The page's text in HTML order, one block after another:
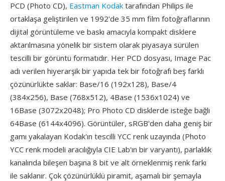
PCD (Photo CD), Eastman Kodak tarafından Philips ile
ortaklaşa geliştirilen ve 1992'de 35 mm film fotoğraflarının
dijital görüntüleme ve baskı amacıyla kompakt disklere
aktarılmasına yönelik bir sistem olarak piyasaya sürülen
tescilli bir görüntü formatıdır. Her PCD dosyası, Image Pac
adı verilen hiyerarşik bir yapıda tek bir fotoğrafı beş farklı
çözünürlükte saklar: Base/16 (192x128), Base/4
(384x256), Base (768x512), 4Base (1536x1024) ve
16Base (3072x2048); Pro Photo CD disklerde isteğe bağlı
64Base (6144x4096). Görüntüler, sRGB'den daha geniş bir
gamı yakalayan Kodak'ın tescilli YCC renk uzayında (Photo
YCC renk modeli aracılığıyla CIE Lab'ın bir varyantı), parlaklık
kanalında bileşen başına 8 bit ve alt örneklenmiş renk farkı
ile saklanır. Çok çözünürlüklü piramit, aşamalı bir şemayla